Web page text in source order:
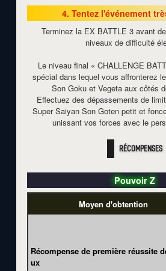
4. Tentez l'événement
Terminez la EX BATTLE 3 avant
niveaux de difficulté
Le niveau final « CHALLENGE
spécial dans lequel vous affronterez
Son Goku et Vegeta aux côtés
Effectuez des dépassements de
Super Saiyan Son Goten petit et
unissant vos forces avec le
RÉCOMPENSES
Pouvoir Z
Moyen d'obtention
Récompense de première réussite
ux